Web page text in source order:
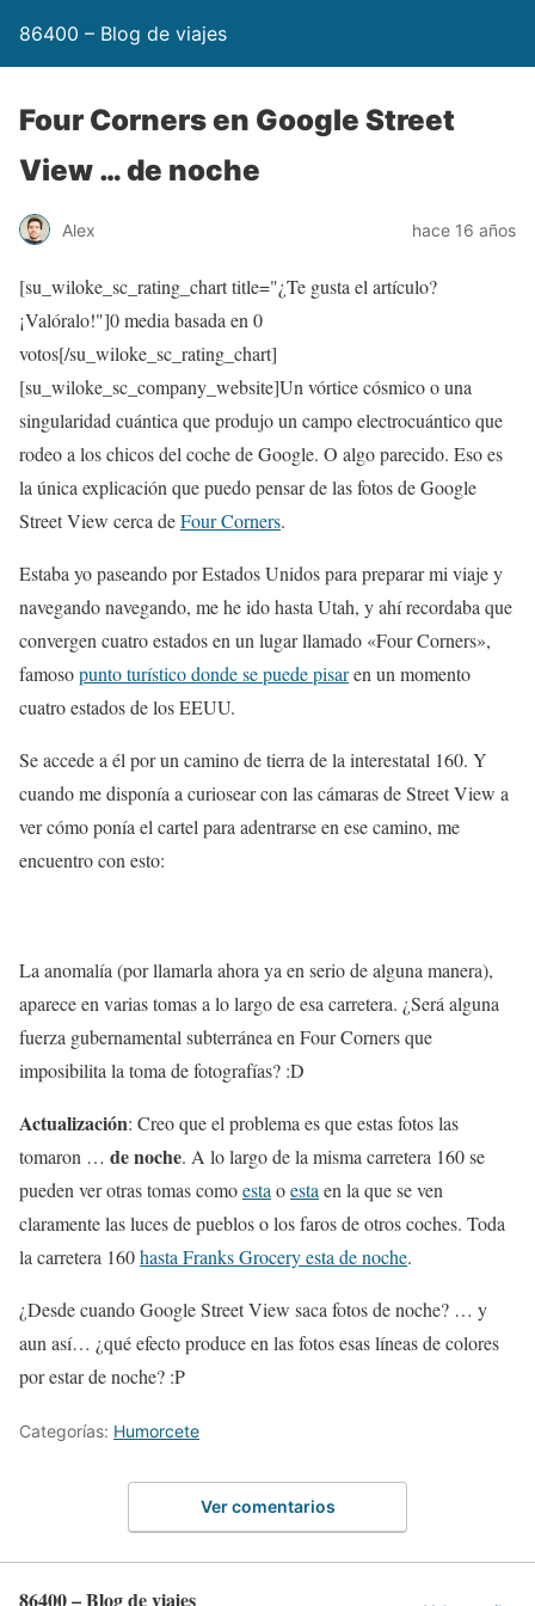
86400 – Blog de viajes
Four Corners en Google Street
View … de noche
Alex hace 16 años
[su_wiloke_sc_rating_chart title="¿Te gusta el artículo?
¡Valóralo!"]0media basada en 0
votos[/su_wiloke_sc_rating_chart]
[su_wiloke_sc_company_website]Un vórtice cósmico o una
singularidad cuántica que produjo un campo electrocuántico que
rodeo a los chicos del coche de Google. O algo parecido. Eso es
la única explicación que puedo pensar de las fotos de Google
Street View cerca deFour Corners.
Estaba yo paseando por Estados Unidos para preparar mi viaje y
navegando navegando, me he ido hasta Utah, y ahí recordaba que
convergen cuatro estados en un lugar llamado «Four Corners»,
famosopunto turístico donde se puede pisaren un momento
cuatro estados de los EEUU.
Se accede a él por un camino de tierra de la interestatal 160. Y
cuando me disponía a curiosear con las cámaras de Street View a
ver cómo ponía el cartel para adentrarse en ese camino, me
encuentro con esto:
La anomalía (por llamarla ahora ya en serio de alguna manera),
aparece en varias tomas a lo largo de esa carretera. ¿Será alguna
fuerza gubernamental subterránea en Four Corners que
imposibilita la toma de fotografías? :D
Actualización: Creo que el problema es que estas fotos las
tomaron … de noche. A lo largo de la misma carretera 160 se
pueden ver otras tomas comoesta oesta en la que se ven
claramente las luces de pueblos o los faros de otros coches. Toda
la carretera 160hasta Franks Grocery esta de noche.
¿Desde cuando Google Street View saca fotos de noche? … y
aun así… ¿qué efecto produce en las fotos esas líneas de colores
por estar de noche? :P
Categorías: Humorcete
Ver comentarios
86400 – Blog de viajes